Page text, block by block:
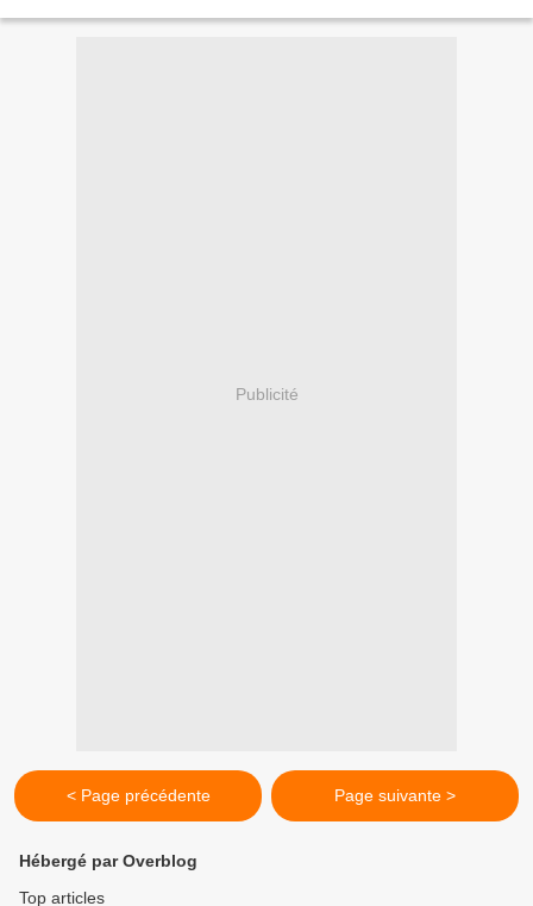
Publicité
< Page précédente Page suivante >
Hébergé par Overblog
Top articles